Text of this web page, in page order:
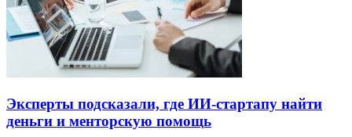
Эксперты подсказали, где ИИ-стартапу найти
деньги и менторскую помощь